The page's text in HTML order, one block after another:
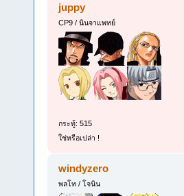
juppy
CP9 / นินจาแพทย์
กระทู้: 515
ใช่หรือเปล่า !
windyzero
พลโท / โจนิน